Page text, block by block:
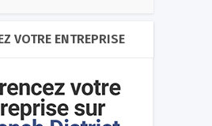
VOTRE ENTREPRISE